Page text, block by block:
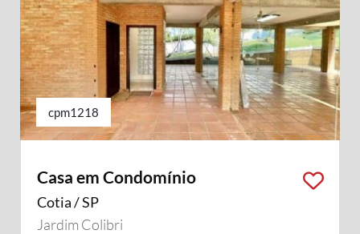
cpm1218
Casa em Condomínio
Cotia / SP
Jardim Colibri